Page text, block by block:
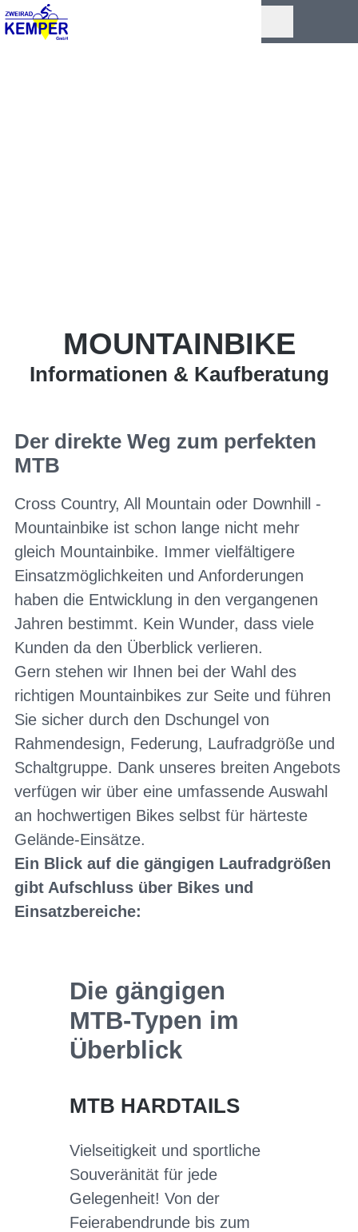
MOUNTAINBIKE
Informationen & Kaufberatung
Der direkte Weg zum perfekten
MTB
Cross Country, All Mountain oder Downhill -
Mountainbike ist schon lange nicht mehr
gleich Mountainbike. Immer vielfältigere
Einsatzmöglichkeiten und Anforderungen
haben die Entwicklung in den vergangenen
Jahren bestimmt. Kein Wunder, dass viele
Kunden da den Überblick verlieren.
Gern stehen wir Ihnen bei der Wahl des
richtigen Mountainbikes zur Seite und führen
Sie sicher durch den Dschungel von
Rahmendesign, Federung, Laufradgröße und
Schaltgruppe. Dank unseres breiten Angebots
verfügen wir über eine umfassende Auswahl
an hochwertigen Bikes selbst für härteste
Gelände-Einsätze.
Ein Blick auf die gängigen Laufradgrößen
gibt Aufschluss über Bikes und
Einsatzbereiche:
Die gängigen
MTB-Typen im
Überblick
MTB HARDTAILS
Vielseitigkeit und sportliche
Souveränität für jede
Gelegenheit! Von der
Feierabendrunde bis zum